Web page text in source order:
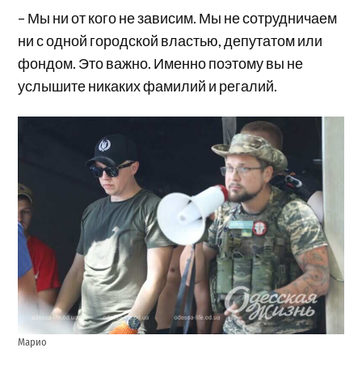
– Мы ни от кого не зависим. Мы не сотрудничаем
ни с одной городской властью, депутатом или
фондом. Это важно. Именно поэтому вы не
услышите никаких фамилий и регалий.
Марио